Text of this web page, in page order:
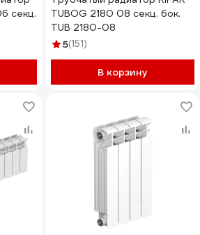
секц.
TUBOG 2180 08 секц. бок.
TUB 2180-08
5(151)
В корзину